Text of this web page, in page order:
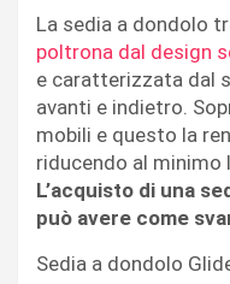
La sedia a dondolo
poltrona dal design
e caratterizzata dal
avanti e indietro.
mobili e questo la
riducendo al
L’acquisto di una
può avere come
Sedia a dondolo